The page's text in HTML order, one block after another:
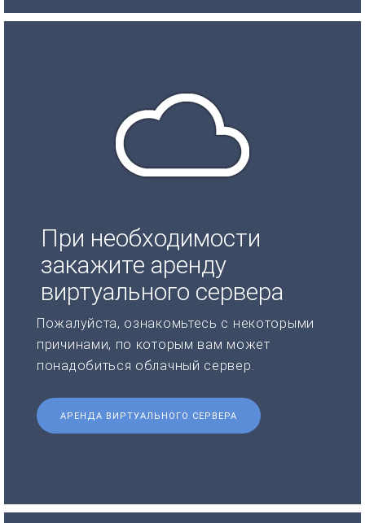
При необходимости
закажите аренду
виртуального сервера
Пожалуйста, ознакомьтесь с некоторыми
причинами, по которым вам может
понадобиться облачный сервер.
АРЕНДА ВИРТУАЛЬНОГО СЕРВЕРА